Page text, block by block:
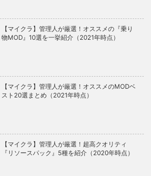
【マイクラ】管理人が厳選！オススメの『乗り
物MOD』10選を一挙紹介（2021年時点）
【マイクラ】管理人が厳選！オススメのMODベ
スト20選まとめ（2021年時点）
【マイクラ】管理人が厳選！超高クオリティ
『リソースパック』5種を紹介（2020年時点）